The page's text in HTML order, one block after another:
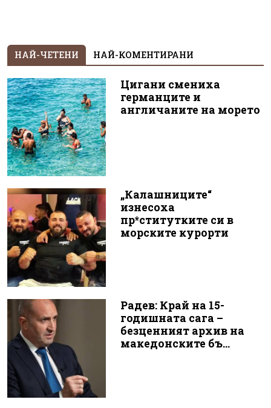
НАЙ-ЧЕТЕНИ НАЙ-КОМЕНТИРАНИ
Цигани смениха
германците и
англичаните на морето
„Калашниците“
изнесоха
пр*ститутките си в
морските курорти
Радев: Край на 15-
годишната сага –
безценният архив на
македонските бъ...